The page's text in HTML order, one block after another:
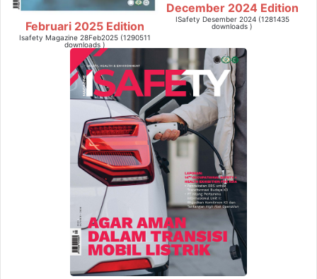
Februari 2025 Edition
Isafety Magazine 28Feb2025 (1290511
downloads )
December 2024 Edition
ISafety Desember 2024 (1281435
downloads )